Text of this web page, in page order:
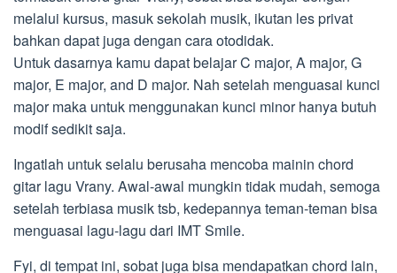
melalui kursus, masuk sekolah musik, ikutan les privat
bahkan dapat juga dengan cara otodidak.
Untuk dasarnya kamu dapat belajar C major, A major, G
major, E major, and D major. Nah setelah menguasai kunci
major maka untuk menggunakan kunci minor hanya butuh
modif sedikit saja.
Ingatlah untuk selalu berusaha mencoba mainin chord
gitar lagu Vrany. Awal-awal mungkin tidak mudah, semoga
setelah terbiasa musik tsb, kedepannya teman-teman bisa
menguasai lagu-lagu dari IMT Smile.
Fyi, di tempat ini, sobat juga bisa mendapatkan chord lain,